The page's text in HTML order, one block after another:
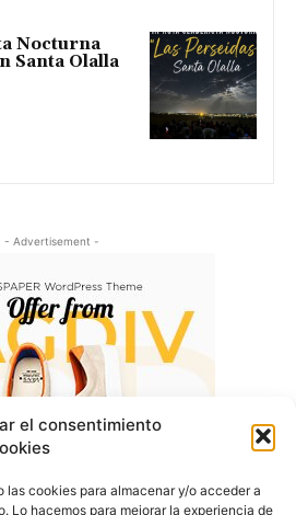
el consentimiento
las cookies para almacenar y/o acceder a
Lo hacemos para mejorar la experiencia de
Nocturna
Santa Olalla
- Advertisement -